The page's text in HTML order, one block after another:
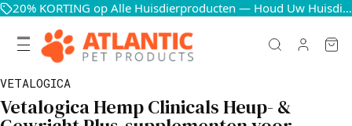
20% KORTING op Alle Huisdierproducten — Houd Uw Huisdieren Blij en Gezond
VETALOGICA
Vetalogica Hemp Clinicals Heup- &